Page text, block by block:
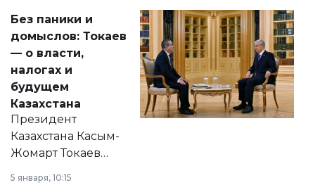
Без паники и
домыслов: Токаев
— о власти,
налогах и
будущем
Казахстана
Президент
Казахстана Касым-
Жомарт Токаев
5 января, 10:15